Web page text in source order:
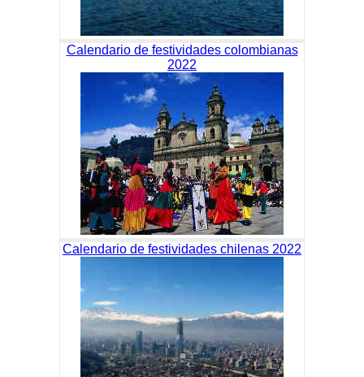
Calendario de festividades colombianas
2022
Calendario de festividades chilenas 2022